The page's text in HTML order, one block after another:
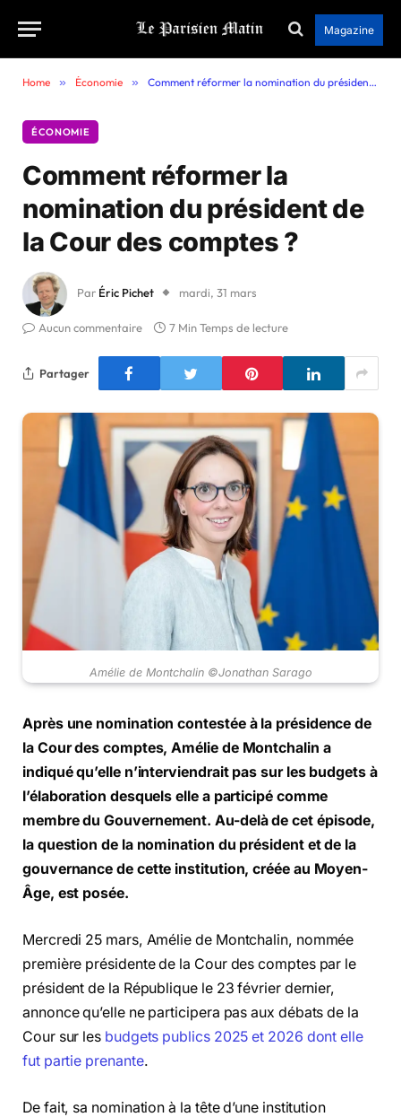
Magazine
Home » Économie » Comment réformer la nomination du président de la Cour des comptes ?
ÉCONOMIE
Comment réformer la
nomination du président de
la Cour des comptes ?
Par Éric Pichet mardi, 31 mars
Aucun commentaire 7 Min Temps de lecture
Partager
Amélie de Montchalin ©Jonathan Sarago
Après une nomination contestée à la présidence de
la Cour des comptes, Amélie de Montchalin a
indiqué qu’elle n’interviendrait pas sur les budgets à
l’élaboration desquels elle a participé comme
membre du Gouvernement. Au-delà de cet épisode,
la question de la nomination du président et de la
gouvernance de cette institution, créée au Moyen-
Âge, est posée.
Mercredi 25 mars, Amélie de Montchalin, nommée
première présidente de la Cour des comptes par le
président de la République le 23 février dernier,
annonce qu’elle ne participera pas aux débats de la
Cour sur les budgets publics 2025 et 2026 dont elle
fut partie prenante.
De fait, sa nomination à la tête d’une institution